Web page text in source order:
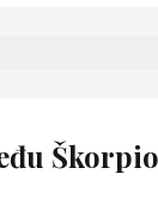
između